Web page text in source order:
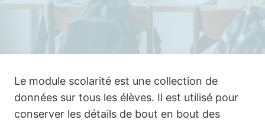
Le module scolarité est une collection de
données sur tous les élèves. Il est utilisé pour
conserver les détails de bout en bout des